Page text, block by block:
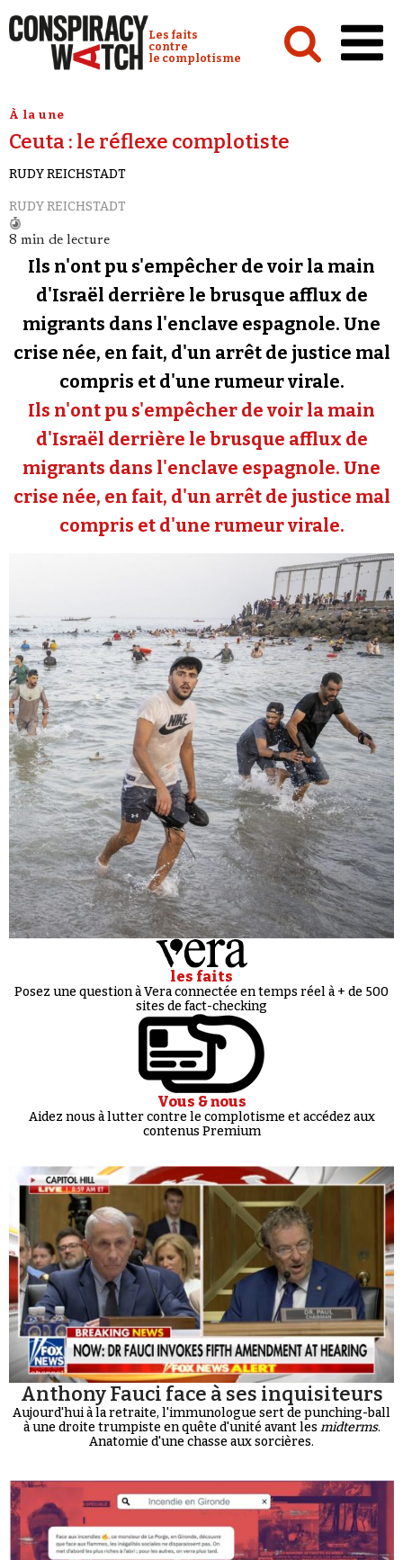
Conspiracy Watch :
Les faits
contre
le complotisme
Analyses
Conspipédia
Vidéos
Revues de presse
Newsletter
Faire un don
Demander à Vera
Se connecter
À la une
Ceuta : le réflexe complotiste
RUDY REICHSTADT
RUDY REICHSTADT
8 min de lecture
Ils n'ont pu s'empêcher de voir la main
d'Israël derrière le brusque afflux de
migrants dans l'enclave espagnole. Une
crise née, en fait, d'un arrêt de justice mal
compris et d'une rumeur virale.
Ils n'ont pu s'empêcher de voir la main
d'Israël derrière le brusque afflux de
migrants dans l'enclave espagnole. Une
crise née, en fait, d'un arrêt de justice mal
compris et d'une rumeur virale.
les faits
Posez une question à Vera connectée en temps réel à + de 500
sites de fact-checking
Vous & nous
Aidez nous à lutter contre le complotisme et accédez aux
contenus Premium
Anthony Fauci face à ses inquisiteurs
Aujourd'hui à la retraite, l'immunologue sert de punching-ball
à une droite trumpiste en quête d'unité avant les midterms.
Anatomie d'une chasse aux sorcières.